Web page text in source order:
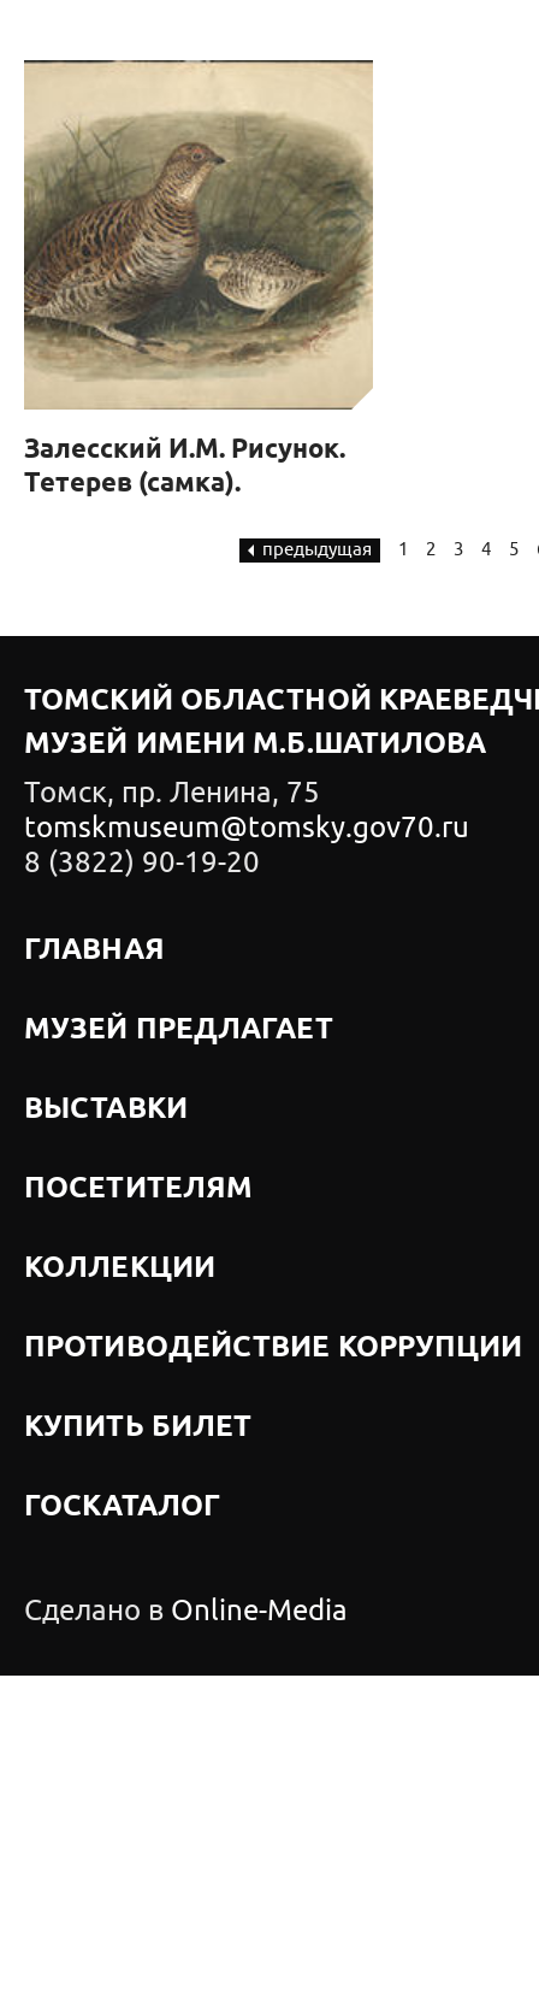
Залесский И.М. Рисунок.
Тетерев (самка).
предыдущая 1 2 3 4 5
ТОМСКИЙ ОБЛАСТНОЙ
МУЗЕЙ ИМЕНИ М.Б.ШАТИЛОВА
Томск, пр. Ленина, 75
tomskmuseum@tomsky.gov70.ru
8 (3822) 90-19-20
ГЛАВНАЯ
МУЗЕЙ ПРЕДЛАГАЕТ
ВЫСТАВКИ
ПОСЕТИТЕЛЯМ
КОЛЛЕКЦИИ
ПРОТИВОДЕЙСТВИЕ КОРРУПЦИИ
КУПИТЬ БИЛЕТ
ГОСКАТАЛОГ
Сделано в Online-Media